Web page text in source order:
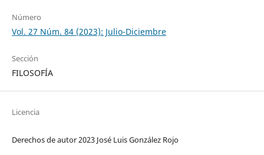
Número
Vol. 27 Núm. 84 (2023): Julio-Diciembre
Sección
FILOSOFÍA
Licencia
Derechos de autor 2023 José Luis González Rojo